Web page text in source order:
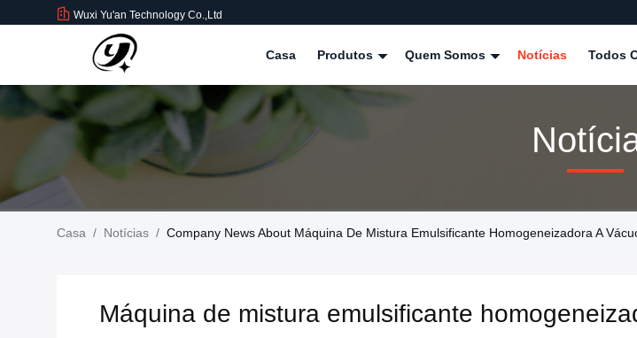
Wuxi Yu'an Technology Co.,Ltd
Casa Produtos Quem Somos Notícias Todos
Casa / Notícias / Company News About Máquina De Mistura Emulsificante Homogeneizadora A
Máquina de mistura emulsificante